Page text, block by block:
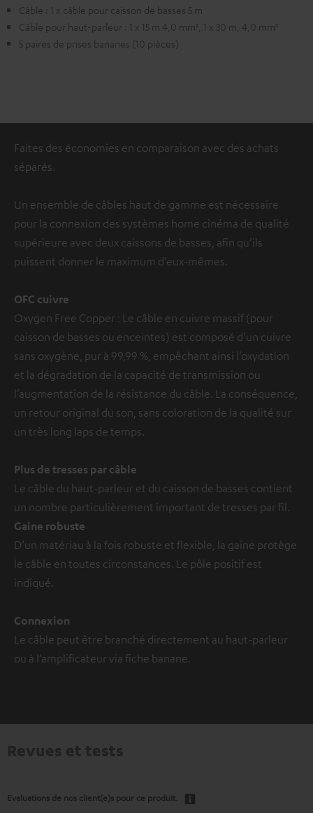
Câble : 1 x câble pour caisson de basses 5 m
Câble pour haut-parleur : 1 x 15 m 4,0 mm², 1 x 30 m, 4,0 mm²
5 paires de prises bananes (10 pièces)
Faites des économies en comparaison avec des achats
séparés.
Un ensemble de câbles haut de gamme est nécessaire
pour la connexion des systèmes home cinéma de qualité
supérieure avec deux caissons de basses, afin qu’ils
puissent donner le maximum d’eux-mêmes.
OFC cuivre
Oxygen Free Copper : Le câble en cuivre massif (pour
caisson de basses ou enceintes) est composé d’un cuivre
sans oxygène, pur à 99,99 %, empêchant ainsi l’oxydation
et la dégradation de la capacité de transmission ou
l’augmentation de la résistance du câble. La conséquence,
un retour original du son, sans coloration de la qualité sur
un très long laps de temps.
Plus de tresses par câble
Le câble du haut-parleur et du caisson de basses contient
un nombre particulièrement important de tresses par fil.
Gaine robuste
D’un matériau à la fois robuste et flexible, la gaine protège
le câble en toutes circonstances. Le pôle positif est
indiqué.
Connexion
Le câble peut être branché directement au haut-parleur
ou à l’amplificateur via fiche banane.
Evaluations de nos client(e)s pour ce produit.